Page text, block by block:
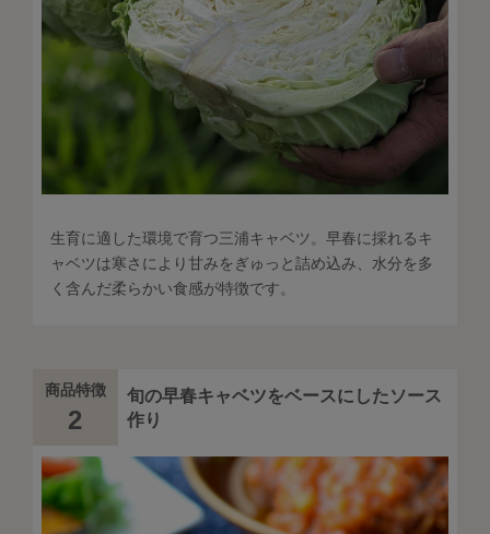
生育に適した環境で育つ三浦キャベツ。早春に採れるキ
ャベツは寒さにより甘みをぎゅっと詰め込み、水分を多
く含んだ柔らかい食感が特徴です。
商品特徴
2
旬の早春キャベツをベースにしたソース
作り